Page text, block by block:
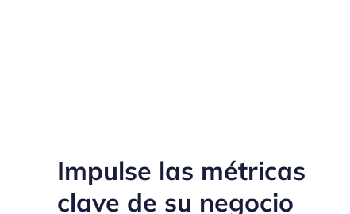
Impulse las métricas
clave de su negocio